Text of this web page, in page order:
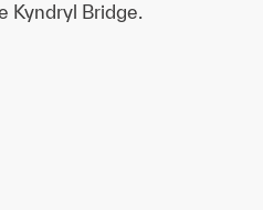
Kyndryl Bridge.